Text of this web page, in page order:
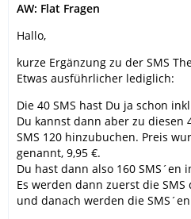
AW: Flat Fragen
Hallo,
kurze Ergänzung zu der SMS
Etwas ausführlicher lediglich:
Die 40 SMS hast Du ja schon
Du kannst dann aber zu diesen
SMS 120 hinzubuchen. Preis
genannt, 9,95 €.
Du hast dann also 160 SMS´en
Es werden dann zuerst die
und danach werden die